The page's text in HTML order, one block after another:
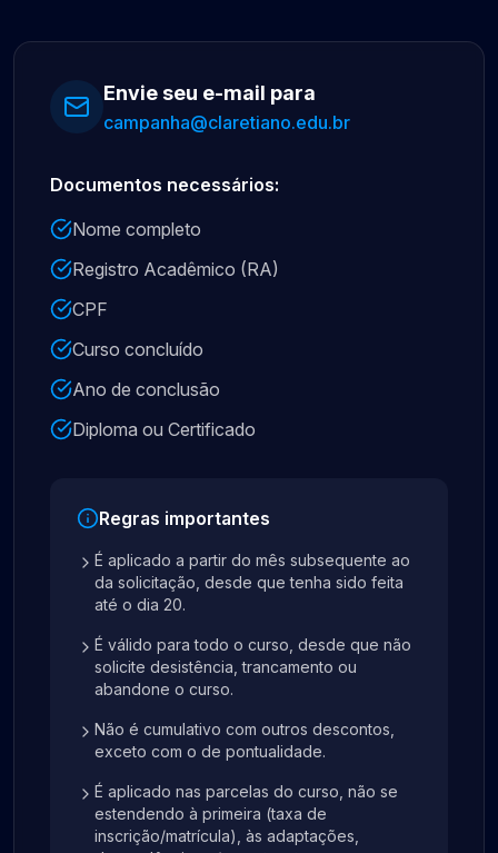
Envie seu e-mail para
campanha@claretiano.edu.br
Documentos necessários:
Nome completo
Registro Acadêmico (RA)
CPF
Curso concluído
Ano de conclusão
Diploma ou Certificado
Regras importantes
É aplicado a partir do mês subsequente ao
da solicitação, desde que tenha sido feita
até o dia 20.
É válido para todo o curso, desde que não
solicite desistência, trancamento ou
abandone o curso.
Não é cumulativo com outros descontos,
exceto com o de pontualidade.
É aplicado nas parcelas do curso, não se
estendendo à primeira (taxa de
inscrição/matrícula), às adaptações,